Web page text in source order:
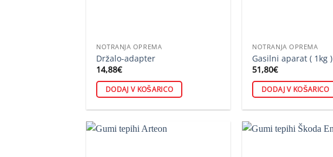
NOTRANJA OPREMA
Držalo-adapter
14,88€
DODAJ V KOŠARICO
NOTRANJA OPREMA
Gasilni aparat ( 1kg )
51,80€
DODAJ V KOŠARICO